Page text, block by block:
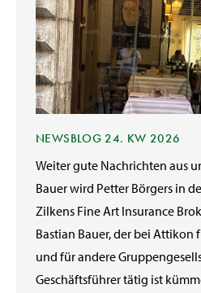
NEWSBLOG 24. KW 2026
Weiter gute Nachrichten aus
Bauer wird Petter Börgers in
Zilkens Fine Art Insurance
Bastian Bauer, der bei Attikon
und für andere
Geschäftsführer tätig ist